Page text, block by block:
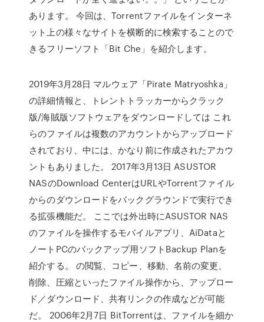
あります。 今回は、Torrentファイルをインターネ
ット上の様々なサイトを横断的に検索することので
きるフリーソフト「Bit Che」を紹介します。
2019年3月28日 マルウェア「Pirate Matryoshka」
の詳細情報と、トレントトラッカーからクラック
版/海賊版ソフトウェアをダウンロードしては これ
らのファイルは複数のアカウントからアップロード
されており、中には、かなり前に作成されたアカウ
ントもありました。 2017年3月13日 ASUSTOR
NASのDownload CenterはURLやTorrentファイル
からのダウンロードをバックグラウンドで実行でき
る拡張機能だ。 ここでは外出時にASUSTOR NAS
のファイルを操作するモバイルアプリ、AiDataと
ノートPCのバックアップ用ソフトBackup Planを
紹介する。 の閲覧、コピー、移動、名前の変更、
削除、圧縮といったファイル操作から、アップロー
ド／ダウンロード、共有リンクの作成などが可能
だ。 2006年2月7日 BitTorrentは、ファイルを細か